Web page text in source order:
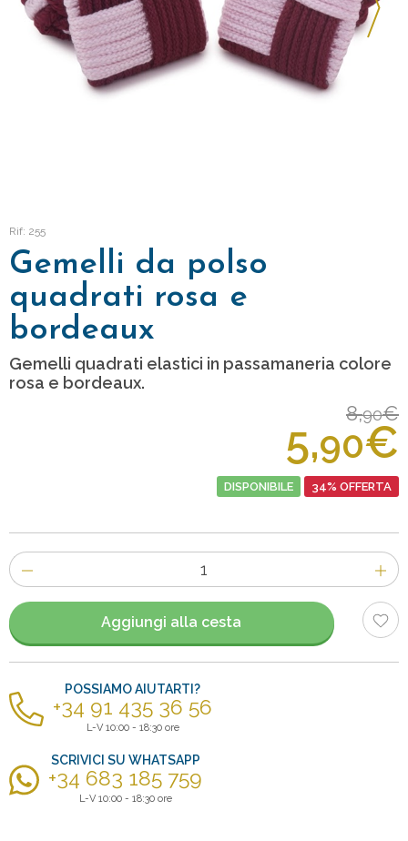
Rif: 255
Gemelli da polso
quadrati rosa e
bordeaux
Gemelli quadrati elastici in passamaneria colore
rosa e bordeaux.
8,90€
5,90€
DISPONIBILE 34% OFFERTA
Numero
di
articoli
Aggiungi alla cesta
POSSIAMO AIUTARTI?
+34 91 435 36 56
L-V 10:00 - 18:30 ore
SCRIVICI SU WHATSAPP
+34 683 185 759
L-V 10:00 - 18:30 ore